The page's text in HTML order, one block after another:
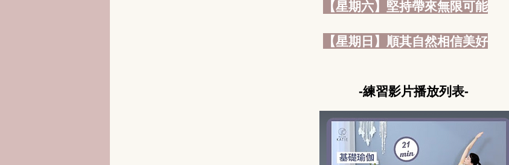
【星期六】堅持帶來無限可能
【星期日】順其自然相信美好
-練習影片播放列表-